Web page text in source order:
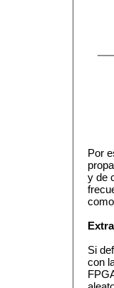
Por
y de
Si
con